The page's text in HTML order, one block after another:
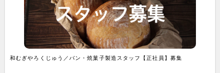
和むぎやろくじゅう／パン・焼菓子製造スタッフ【正社員】募集